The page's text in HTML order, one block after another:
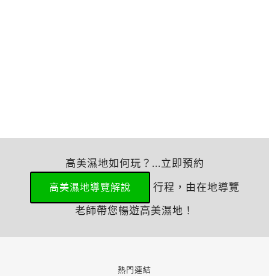
高美濕地如何玩？...立即預約
高美濕地導覽解說
行程，由在地導覽
老師帶您暢遊高美濕地！
熱門連結